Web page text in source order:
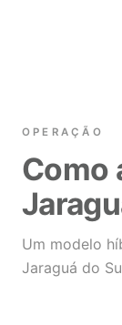
OPERAÇÃO
Como
Um modelo
Jaraguá do